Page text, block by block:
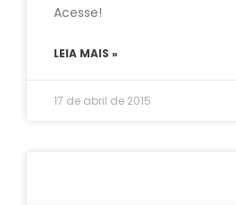
Acesse!
LEIA MAIS »
17 de abril de 2015